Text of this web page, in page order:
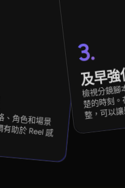
3.
及早
檢視分鏡
楚的時刻
整，可以